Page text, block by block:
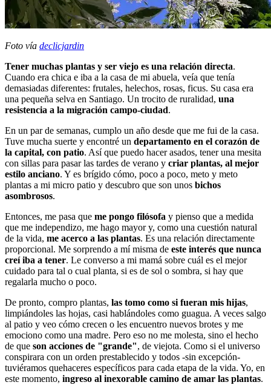
Foto vía declicjardin
Tener muchas plantas y ser viejo es una relación directa.
Cuando era chica e iba a la casa de mi abuela, veía que tenía
demasiadas diferentes: frutales, helechos, rosas, ficus. Su casa era
una pequeña selva en Santiago. Un trocito de ruralidad, una
resistencia a la migración campo-ciudad.
En un par de semanas, cumplo un año desde que me fui de la casa.
Tuve mucha suerte y encontré un departamento en el corazón de
la capital, con patio. Así que puedo hacer asados, tener una mesita
con sillas para pasar las tardes de verano y criar plantas, al mejor
estilo anciano. Y es brígido cómo, poco a poco, meto y meto
plantas a mi micro patio y descubro que son unos bichos
asombrosos.
Entonces, me pasa que me pongo filósofa y pienso que a medida
que me independizo, me hago mayor y, como una cuestión natural
de la vida, me acerco a las plantas. Es una relación directamente
proporcional. Me sorprendo a mí misma de este interés que nunca
creí iba a tener. Le converso a mi mamá sobre cuál es el mejor
cuidado para tal o cual planta, si es de sol o sombra, si hay que
regalarla mucho o poco.
De pronto, compro plantas, las tomo como si fueran mis hijas,
limpiándoles las hojas, casi hablándoles como guagua. A veces salgo
al patio y veo cómo crecen o les encuentro nuevos brotes y me
emociono como una madre. Pero eso no me molesta, sino el hecho
de que son acciones de "grande", de viejota. Como si el universo
conspirara con un orden prestablecido y todos -sin excepción-
tuviéramos quehaceres específicos para cada etapa de la vida. Yo, en
este momento, ingreso al inexorable camino de amar las plantas.